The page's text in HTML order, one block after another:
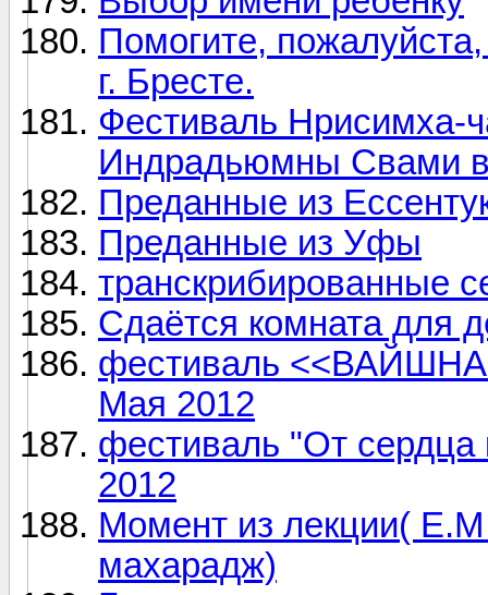
Помогите,
г. Бресте.
Фестиваль Нрисимха-
Индрадьюмны Свами в
Преданные из
Преданные из Уфы
транскрибированные
Сдаётся комната для
фестиваль
Мая 2012
фестиваль "От сердца
2012
Момент из лекции(
махарадж)